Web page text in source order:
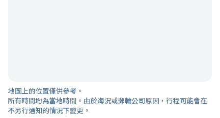
地圖上的位置僅供參考。
所有時間均為當地時間。由於海況或郵輪公司原因，行程可能會在
不另行通知的情況下變更。